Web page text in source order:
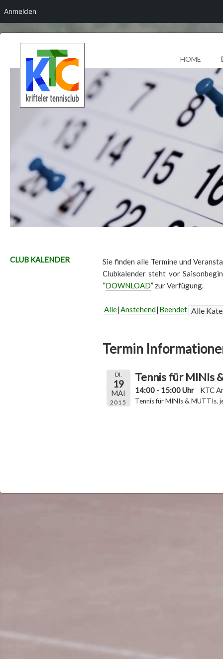
HOME
CLUB KALENDER
Sie finden alle Termine und
Clubkalender steht vor
“DOWNLOAD” zur Verfügung.
Alle Anstehend Beendet
Termin
DI.
19
MAI
2015
Tennis für MINIs
14:00 - 15:00 Uhr KTC
Tennis für MINIs & MUTTIs,
Anmelden